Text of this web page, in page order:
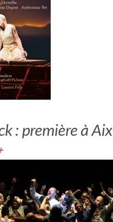
: première à Aix